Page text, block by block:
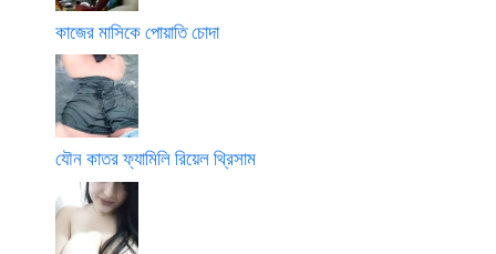
কাজের মাসিকে পোয়াতি চোদা
যৌন কাতর ফ্যামিলি রিয়েল থ্রিসাম